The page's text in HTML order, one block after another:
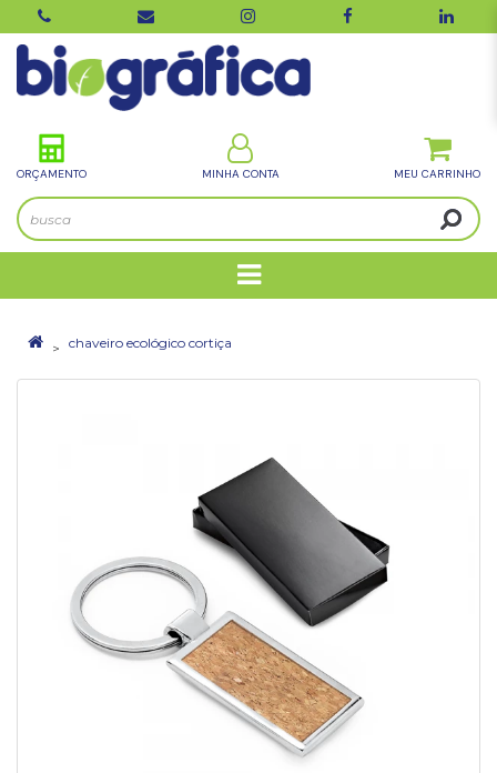
ORÇAMENTO MINHA CONTA
chaveiro ecológico cortiça